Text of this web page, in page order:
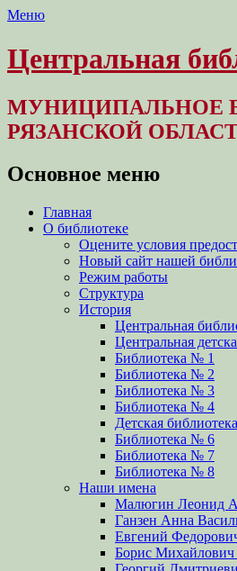
Меню
Центральная
МУНИЦИПАЛЬНОЕ
РЯЗАНСКОЙ
Основное меню
Перейти
содержимому
Главная
О библиотеке
Оцените условия
Новый сайт нашей
Режим работы
Структура
История
Центральная
Центральная
Библиотека № 1
Библиотека № 2
Библиотека № 3
Библиотека № 4
Детская
Библиотека № 6
Библиотека № 7
Библиотека № 8
Наши имена
Малюгин Леонид
Ганзен Анна
Евгений
Борис